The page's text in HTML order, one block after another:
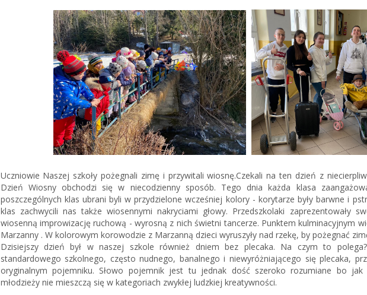
Uczniowie Naszej szkoły pożegnali zimę i przywitali wiosnę.Czekali na ten dzień z
Dzień Wiosny obchodzi się w niecodzienny sposób. Tego dnia każda klasa
poszczególnych klas ubrani byli w przydzielone wcześniej kolory - korytarze były barwne i
klas zachwycili nas także wiosennymi nakryciami głowy. Przedszkolaki zaprezentowały
wiosenną improwizację ruchową - wyrosną z nich świetni tancerze. Punktem kulminacyjnym
Marzanny . W kolorowym korowodzie z Marzanną dzieci wyruszyły nad rzekę, by pożegnać
Dzisiejszy dzień był w naszej szkole również dniem bez plecaka. Na czym to
standardowego szkolnego, często nudnego, banalnego i niewyróżniającego się plecaka,
oryginalnym pojemniku. Słowo pojemnik jest tu jednak dość szeroko rozumiane bo jak
młodzieży nie mieszczą się w kategoriach zwykłej ludzkiej kreatywności.